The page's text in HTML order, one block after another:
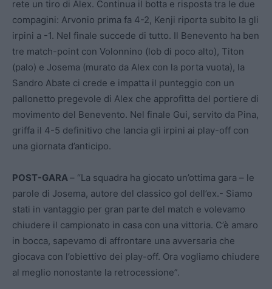
rete un tiro di Alex. Continua il botta e risposta tra le due
compagini: Arvonio prima fa 4-2, Kenji riporta subito la gli
irpini a -1. Nel finale succede di tutto. Il Benevento ha ben
tre match-point con Volonnino (lob di poco alto), Titon
(palo) e Josema (murato da Alex con la porta vuota), la
Sandro Abate ci crede e impatta il punteggio con un
pallonetto pregevole di Alex che approfitta del portiere di
movimento del Benevento. Nel finale Gui, servito da Pina,
griffa il 4-5 definitivo che lancia gli irpini ai play-off con
una giornata d’anticipo.
POST-GARA– “La squadra ha giocato un’ottima gara – le
parole di Josema, autore del classico gol dell’ex.- Siamo
stati in vantaggio per gran parte del match e volevamo
chiudere il campionato in casa con una vittoria. C’è amaro
in bocca, sapevamo di affrontare una avversaria che
giocava con l’obiettivo dei play-off. Ora vogliamo chiudere
al meglio nonostante la retrocessione”.